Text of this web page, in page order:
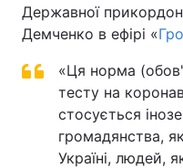
Державної
Демченко в ефірі «
«Ця норма
тесту на
стосується
громадянства,
Україні, людей,